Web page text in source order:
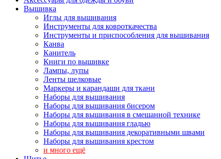
Вышивка
Иглы для вышивания
Инструменты для ковроткачества
Инструменты и приспособления для вышивания
Канва
Канитель
Книги по вышивке
Лампы, лупы
Ленты шелковые
Маркеры и карандаши для ткани
Наборы для вышивания
Наборы для вышивания бисером
Наборы для вышивания в смешанной технике
Наборы для вышивания гладью
Наборы для вышивания декоративными швами
Наборы для вышивания крестом
и много ещё